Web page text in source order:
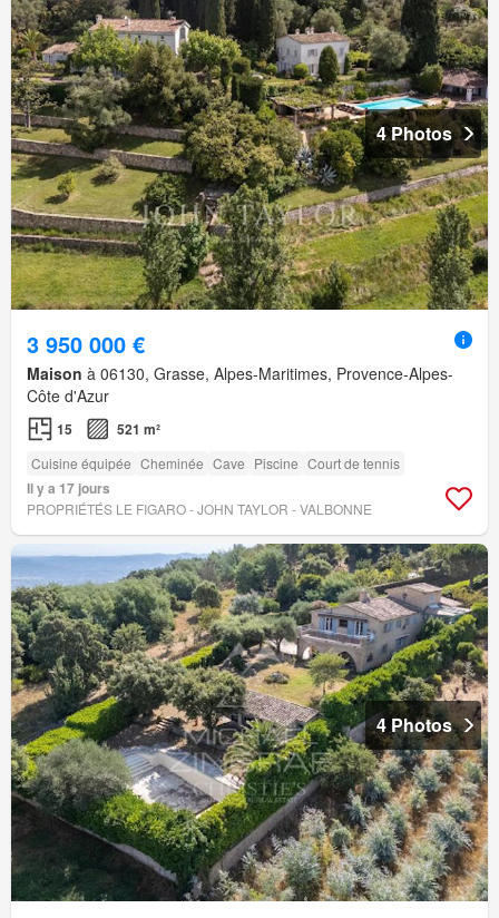
4 Photos
3 950 000 €
Maison à 06130, Grasse, Alpes-Maritimes, Provence-Alpes-
Côte d'Azur
15 521 m²
Cuisine équipée Cheminée Cave Piscine Court de tennis
Il y a 17 jours
PROPRIÉTÉS LE FIGARO - JOHN TAYLOR - VALBONNE
4 Photos